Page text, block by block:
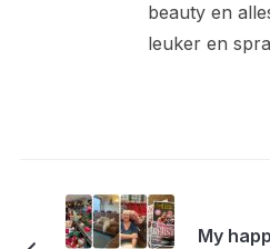
beauty en
leuker en
My